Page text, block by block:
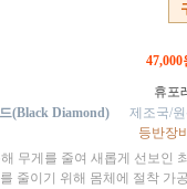
47,000
휴포
(Black Diamond) 제조국/원
등반장비
무게를 줄여 새롭게 선보인
줄이기 위해 몸체에 절착 가